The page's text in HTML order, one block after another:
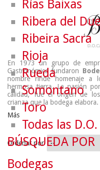
En 1973 un grupo de
Gastronómica fundaron
nombre rinde homenaje a
hermosa tierra. La pasión
calidad, fue el origen de
crianza que la bodega elabora.
Más
Ordenar por
Rías Baixas
Ribera del
Ribeira Sacra
Rioja
Rueda
Somontano
Toro
Todas las
BÚSQUEDA POR
Bodegas